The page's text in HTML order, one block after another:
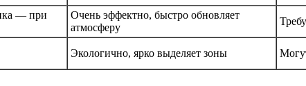
— при
Очень эффектно, быстро обновляет
атмосферу
Экологично, ярко выделяет зоны